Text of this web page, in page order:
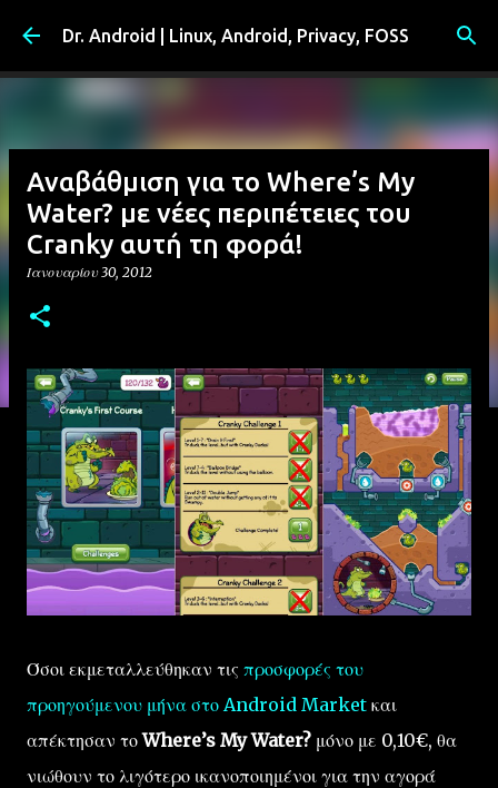
Μετάβαση στο κύριο περιεχόμενο
Dr. Android | Linux, Android, Privacy, FOSS
Αναβάθμιση για το Where’s My
Water? με νέες περιπέτειες του
Cranky αυτή τη φορά!
Ιανουαρίου 30, 2012
Όσοι εκμεταλλεύθηκαν τις προσφορές του
προηγούμενου μήνα στο Android Market και
απέκτησαν τοWhere’s My Water? μόνο με 0,10€, θα
νιώθουν το λιγότερο ικανοποιημένοι για την αγορά